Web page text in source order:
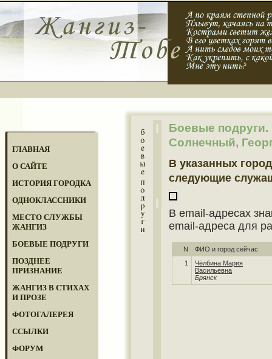
ГЛАВНАЯ
О САЙТЕ
ИСТОРИЯ ГОРОДКА
ОДНОКЛАССНИКИ
МЕСТО СЛУЖБЫ
ЖАНГИЗ
БОЕВЫЕ ПОДРУГИ
ПОЗДНЕЕ
ПРИЗНАНИЕ
ЖАНГИЗ В СТИХАХ
И ПРОЗЕ
ФОТОГАЛЕРЕЯ
ССЫЛКИ
ФОРУМ
Боевые подруги.
Солнечный,
В указанных
следующие
В email-адресах
email-адреса для
N
ФИО и город сейчас
1
Чёлбина Мария
Васильевна
Брянск